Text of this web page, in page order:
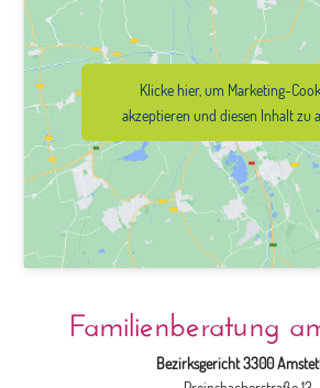
Klicke hier, um Marketing-
akzeptieren und diesen Inhalt zu
Familienberatung
Bezirksgericht 3300